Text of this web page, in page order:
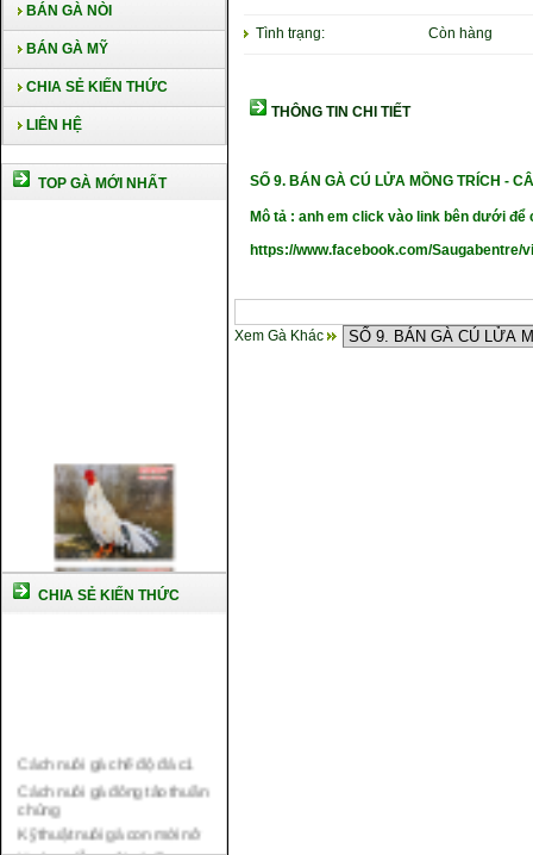
BÁN GÀ NÒI
BÁN GÀ MỸ
CHIA SẺ KIẾN THỨC
LIÊN HỆ
TOP GÀ MỚI NHẤT
CHIA SẺ KIẾN THỨC
Cách nuôi gà đông tảo thuần
chủng
Kỹ thuật nuôi gà con mới nở
Hướng dẫn nuôi gà đá
Tình trạng: Còn hàng
THÔNG TIN CHI TIẾT
SỐ 9.BÁN GÀ CÚ LỬA MỒNG TRÍCH -
Mô tả : anh em click vào link bên dưới để
https://www.facebook.com/Saugabentre/
Xem Gà Khác